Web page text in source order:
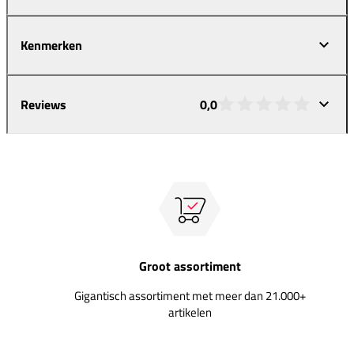
Kenmerken
Reviews 0,0
Groot assortiment
Gigantisch assortiment met meer dan 21.000+
artikelen